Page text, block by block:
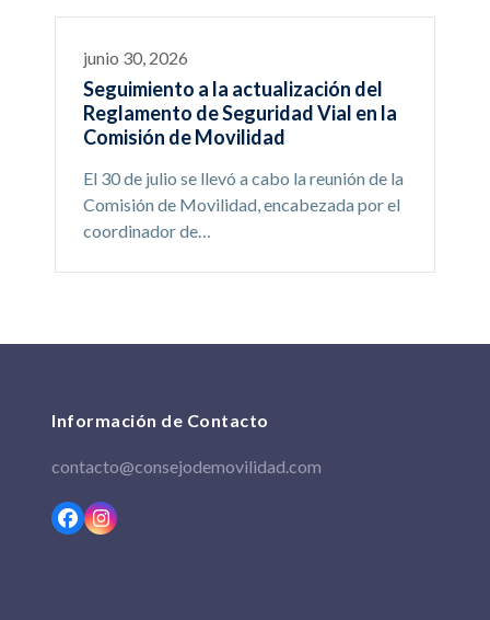
junio 30, 2026
Seguimiento a la actualización del
Reglamento de Seguridad Vial en la
Comisión de Movilidad
El 30 de julio se llevó a cabo la reunión de la
Comisión de Movilidad, encabezada por el
coordinador de…
Información de Contacto
contacto@consejodemovilidad.com
Facebook
Instagram